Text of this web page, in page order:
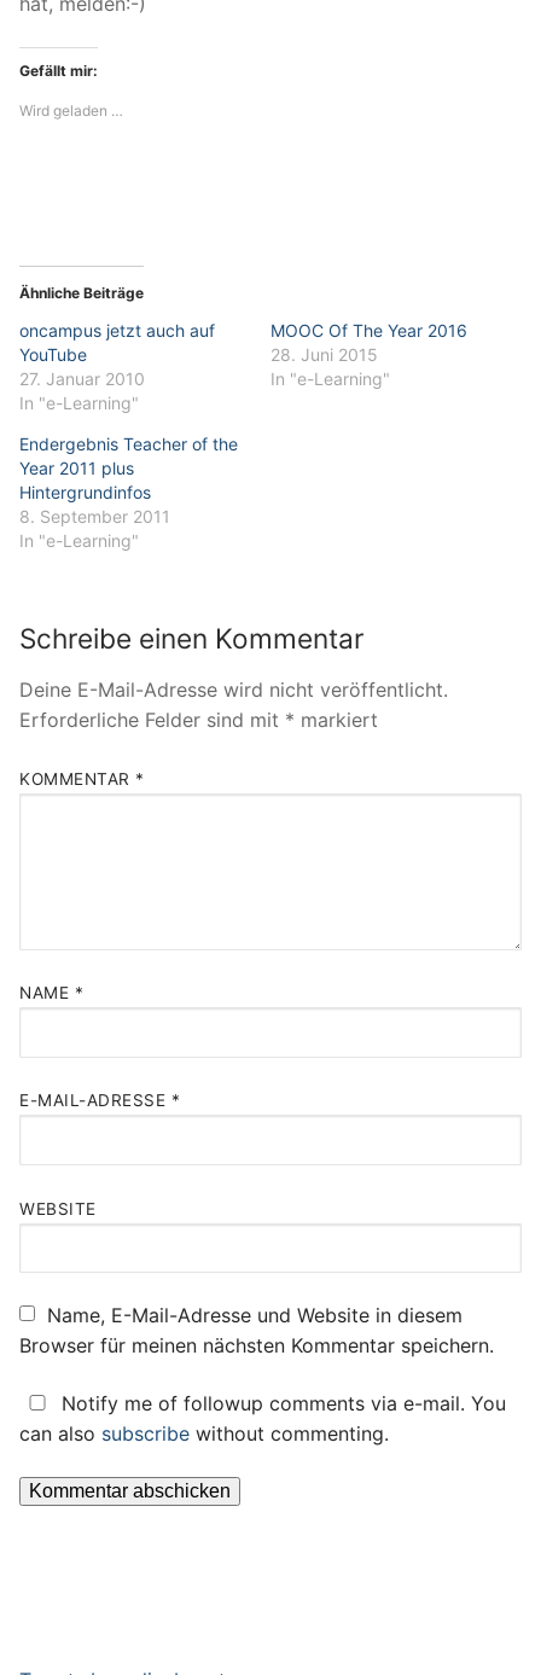
Gefällt mir:
Wird geladen …
Ähnliche Beiträge
oncampus jetzt auch auf
YouTube
27. Januar 2010
In "e-Learning"
MOOC Of The Year 2016
28. Juni 2015
In "e-Learning"
Endergebnis Teacher of the
Year 2011 plus
Hintergrundinfos
8. September 2011
In "e-Learning"
Schreibe einen Kommentar
Deine E-Mail-Adresse wird nicht veröffentlicht.
Erforderliche Felder sind mit * markiert
KOMMENTAR *
NAME *
E-MAIL-ADRESSE *
WEBSITE
Name, E-Mail-Adresse und Website in diesem
Browser für meinen nächsten Kommentar speichern.
Notify me of followup comments via e-mail. You
can also subscribe without commenting.